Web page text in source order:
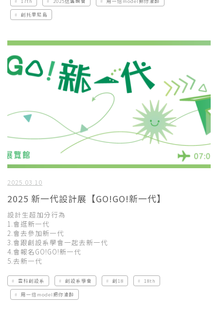
創托里尼島
2025.03.10
2025 新一代設計展【GO!GO!新一代】
設計生超加分行為
1.會逛新一代
2.會去參加新一代
3.會跟創設系學會一起去新一代
4.會報名GO!GO!新一代
5.去新一代
雲科創設系 創設系學會 創18
18th
用一倍model把你灌醉